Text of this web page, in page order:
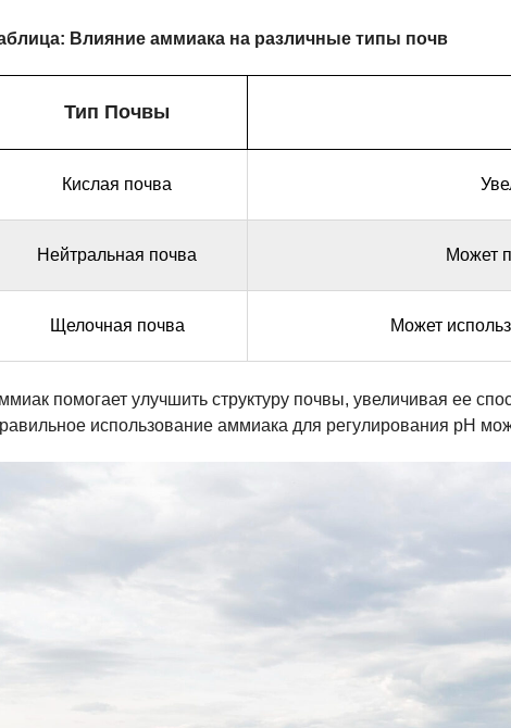
Влияние аммиака на различные типы почв
Тип Почвы
Кислая почва
Нейтральная почва Может
Щелочная почва Может
помогает улучшить структуру почвы, увеличивая ее
использование аммиака для регулирования pH